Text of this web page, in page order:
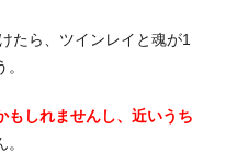
たら、ツインレイと魂が1
もしれませんし、近いうち